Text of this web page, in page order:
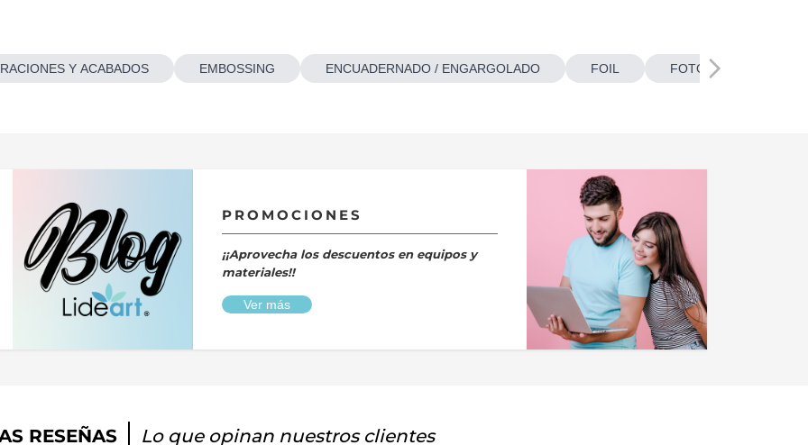
Y ACABADOS EMBOSSING ENCUADERNADO / ENGARGOLADO FOIL FOTOBOTONES
PROMOCIONES
¡¡Aprovecha los descuentos en equipos y
materiales!!
Ver más
RESEÑAS Lo que opinan nuestros clientes